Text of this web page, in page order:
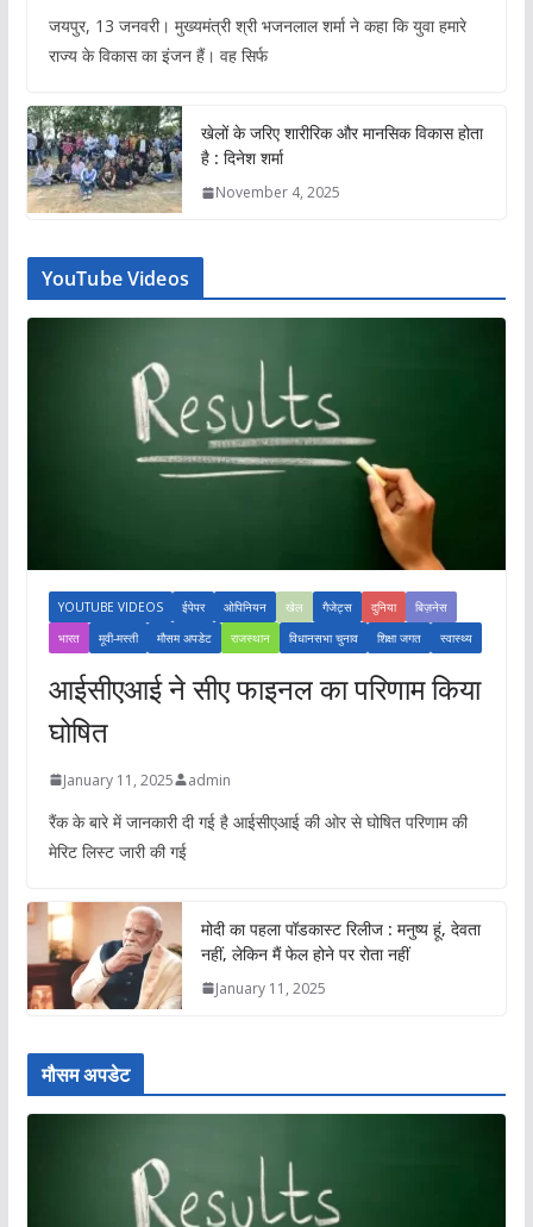
जयपुर, 13 जनवरी। मुख्यमंत्री श्री भजनलाल शर्मा ने कहा कि युवा हमारे
राज्य के विकास का इंजन हैं। वह सिर्फ
खेलों के जरिए शारीरिक और मानसिक विकास होता
है : दिनेश शर्मा
November 4, 2025
YouTube Videos
YOUTUBE VIDEOS ईपेपर ओपिनियन खेल गैजेट्स दुनिया
बिज़नेस
भारत
मूवी-मस्ती मौसम अपडेट राजस्थान विधानसभा चुनाव शिक्षा जगत स्वास्थ्य
आईसीएआई ने सीए फाइनल का परिणाम किया
घोषित
January 11, 2025 admin
रैंक के बारे में जानकारी दी गई है आईसीएआई की ओर से घोषित परिणाम की
मेरिट लिस्ट जारी की गई
मोदी का पहला पॉडकास्ट रिलीज : मनुष्य हूं, देवता
नहीं, लेकिन मैं फेल होने पर रोता नहीं
January 11, 2025
मौसम अपडेट